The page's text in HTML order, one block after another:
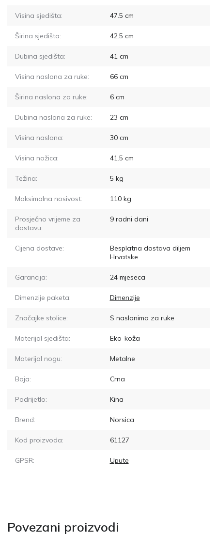
Visina sjedišta: 47.5 cm
Širina sjedišta: 42.5 cm
Dubina sjedišta: 41cm
Visina naslona za ruke: 66cm
Širina naslona za ruke: 6cm
Dubina naslona za ruke: 23 cm
Visina naslona: 30cm
Visina nožica: 41.5 cm
Težina: 5 kg
Maksimalna nosivost: 110kg
Prosječno vrijeme za
dostavu:
9radni dani
Cijena dostave:
Besplatna dostava diljem
Hrvatske
Garancija: 24 mjeseca
Dimenzije paketa: Dimenzije
Značajke stolice: S naslonima za ruke
Materijal sjedišta: Eko-koža
Materijal nogu: Metalne
Boja: Crna
Podrijetlo: Kina
Brend: Norsica
Kod proizvoda: 61127
GPSR: Upute
Povezani proizvodi